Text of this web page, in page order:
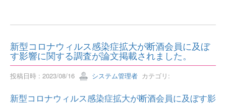
新型コロナウィルス感染症拡大が断酒会員に及ぼ
す影響に関する調査が論文掲載されました。
投稿日時 : 2023/08/16 システム管理者 カテゴリ:
新型コロナウィルス感染症拡大が断酒会員に及ぼす影